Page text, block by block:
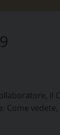
il
vedete,